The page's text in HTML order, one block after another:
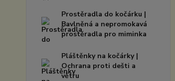
Prostěradla do kočárku |
Bavlněná a nepromokavá
prostěradla pro miminka
Pláštěnky na kočárky |
Ochrana proti dešti a
větru